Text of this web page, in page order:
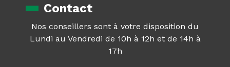
Contact
Nos conseillers sont à votre disposition du
Lundi au Vendredi de 10h à 12h et de 14h à
17h